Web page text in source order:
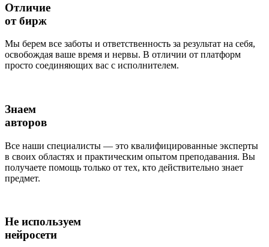
Отличие
от бирж
Мы берем все заботы и ответственность за результат на себя,
освобождая ваше время и нервы. В отличии от платформ
просто соединяющих вас с исполнителем.
Знаем
авторов
Все наши специалисты — это квалифицированные эксперты
в своих областях и практическим опытом преподавания. Вы
получаете помощь только от тех, кто действительно знает
предмет.
Не используем
нейросети